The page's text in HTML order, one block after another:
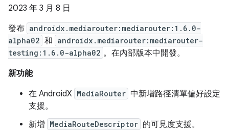
2023 年 3 月 8 日
發布 androidx.mediarouter:mediarouter:1.6.0-
alpha02 和 androidx.mediarouter:mediarouter-
testing:1.6.0-alpha02 。在內部版本中開發。
新功能
在 AndroidX MediaRouter 中新增路徑清單偏好設定
支援。
新增 MediaRouteDescriptor 的可見度支援。